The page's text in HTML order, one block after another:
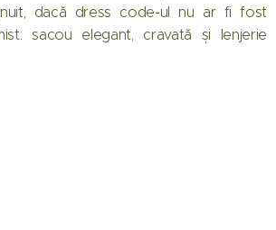
dacă dress code-ul nu ar fi fost
sacou elegant, cravată și lenjerie